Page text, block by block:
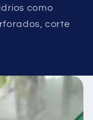
como
corte